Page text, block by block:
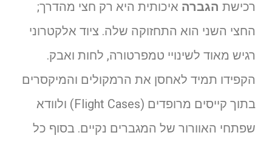
רכישת הגברה איכותית היא רק חצי מהדרך;
החצי השני הוא התחזוקה שלה. ציוד אלקטרוני
רגיש מאוד לשינויי טמפרטורה, לחות ואבק.
הקפידו תמיד לאחסן את הרמקולים והמיקסרים
בתוך קייסים מרופדים (Flight Cases) ולוודא
שפתחי האוורור של המגברים נקיים. בסוף כל